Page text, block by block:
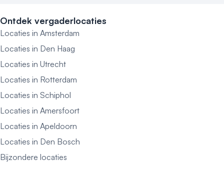
Ontdek vergaderlocaties
Locaties in Amsterdam
Locaties in Den Haag
Locaties in Utrecht
Locaties in Rotterdam
Locaties in Schiphol
Locaties in Amersfoort
Locaties in Apeldoorn
Locaties in Den Bosch
Bijzondere locaties